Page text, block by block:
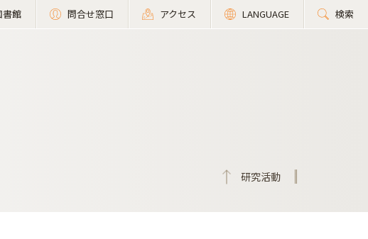
書館 問合せ窓口 アクセス LANGUAGE 検索
研究活動